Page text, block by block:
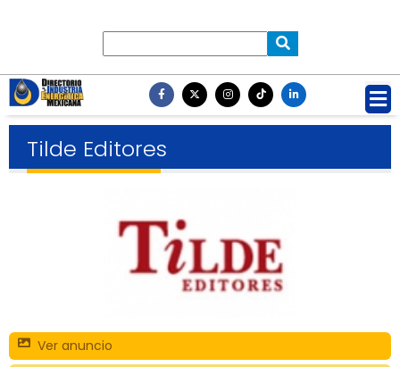
Tilde Editores
Ver anuncio